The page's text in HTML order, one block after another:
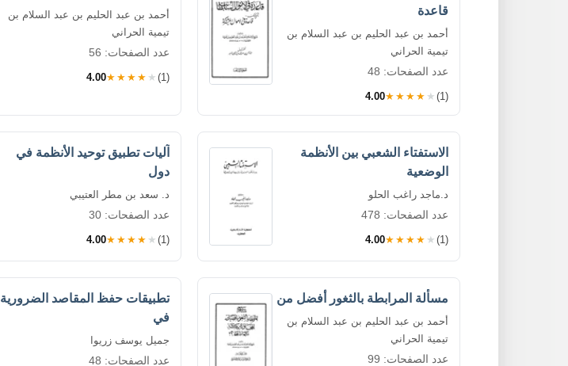
قاعدة
أحمد بن عبد الحليم بن عبد السلام بن
تيمية الحراني
عدد الصفحات: 48
4.00★★★★★ (1)
أحمد بن عبد الحليم بن عبد السلام بن
تيمية الحراني
عدد الصفحات: 56
4.00★★★★★ (1)
الاستفتاء الشعبي بين الأنظمة
الوضعية
د.ماجد راغب الحلو
عدد الصفحات: 478
4.00★★★★★ (1)
آليات تطبيق توحيد الأنظمة في
دول
د. سعد بن مطر العتيبي
عدد الصفحات: 30
4.00★★★★★ (1)
مسألة المرابطة بالثغور أفضل من
أحمد بن عبد الحليم بن عبد السلام بن
تيمية الحراني
عدد الصفحات: 99
تطبيقات حفظ المقاصد الضرورية
في
جميل يوسف زريوا
عدد الصفحات: 48